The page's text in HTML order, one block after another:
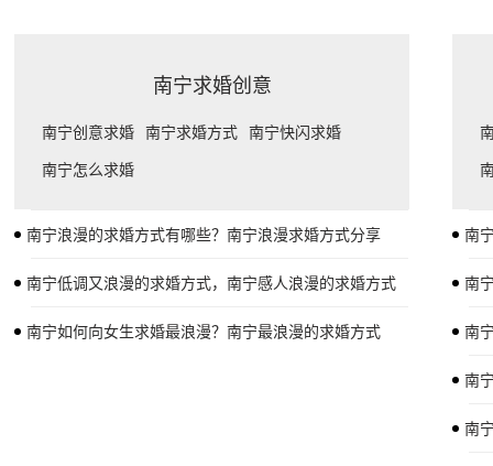
南宁求婚创意
南宁创意求婚 南宁求婚方式 南宁快闪求婚
南宁怎么求婚
南宁浪漫的求婚方式有哪些？南宁浪漫求婚方式分享
南宁低调又浪漫的求婚方式，南宁感人浪漫的求婚方式
南宁如何向女生求婚最浪漫？南宁最浪漫的求婚方式
南
南
南
南
南